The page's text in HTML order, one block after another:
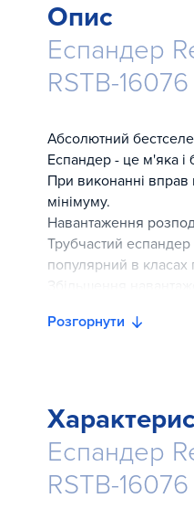
Опис
Еспандер
RSTB-16076
Абсолютний
Еспандер - це м'яка і
При виконанні вправ
мінімуму.
Навантаження
Трубчастий
популярний в класах
Збільшення
тренуванні на
Розгорнути
Еспандер
RSTB-16076